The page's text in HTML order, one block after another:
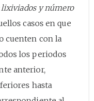
y número
casos en que
cuenten con la
los periodos
anterior,
hasta